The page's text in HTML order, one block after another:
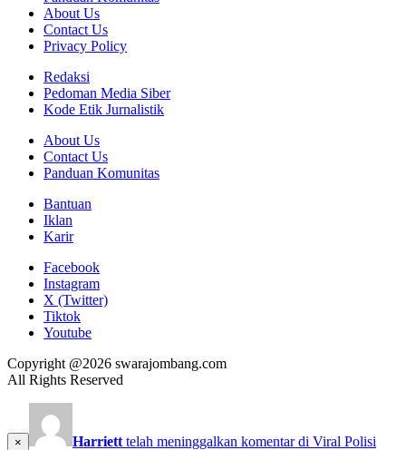
About Us
Contact Us
Privacy Policy
Redaksi
Pedoman Media Siber
Kode Etik Jurnalistik
About Us
Contact Us
Panduan Komunitas
Bantuan
Iklan
Karir
Facebook
Instagram
X (Twitter)
Tiktok
Youtube
Copyright @2026 swarajombang.com
All Rights Reserved
× Harriett telah meninggalkan komentar di Viral Polisi